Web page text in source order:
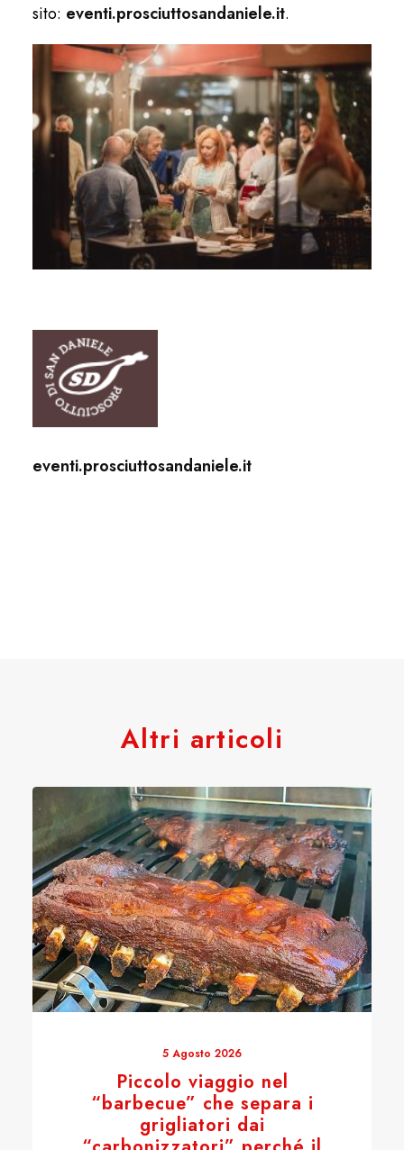
sito: eventi.prosciuttosandaniele.it.
eventi.prosciuttosandaniele.it
Altri articoli
5 Agosto 2026
Piccolo viaggio nel
“barbecue” che separa i
grigliatori dai